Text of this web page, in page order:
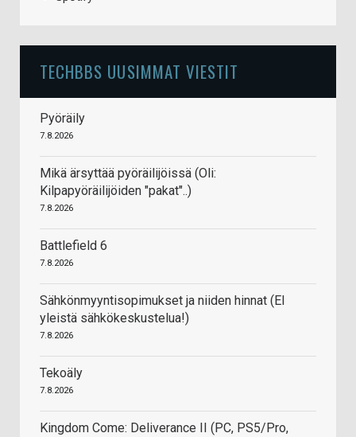
TECHBBS UUSIMMAT VIESTIT
Pyöräily
7.8.2026
Mikä ärsyttää pyöräilijöissä (Oli:
Kilpapyöräilijöiden "pakat"..)
7.8.2026
Battlefield 6
7.8.2026
Sähkönmyyntisopimukset ja niiden hinnat (EI
yleistä sähkökeskustelua!)
7.8.2026
Tekoäly
7.8.2026
Kingdom Come: Deliverance II (PC, PS5/Pro,